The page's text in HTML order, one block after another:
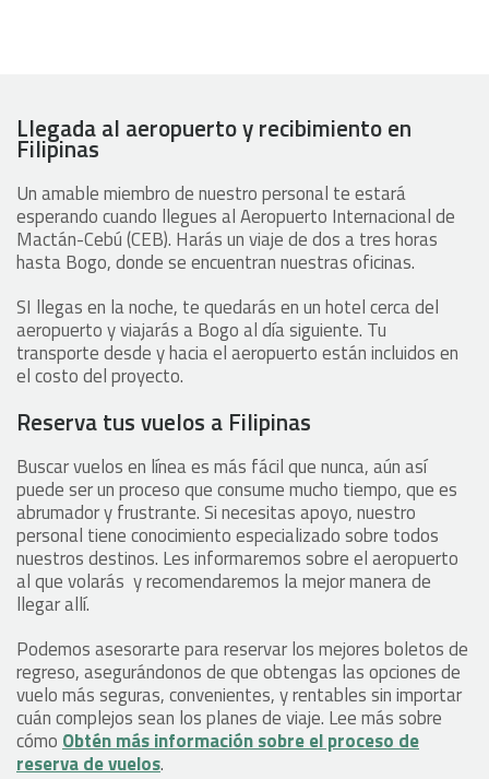
Llegada al aeropuerto y recibimiento en
Filipinas
Un amable miembro de nuestro personal te estará
esperando cuando llegues al Aeropuerto Internacional de
Mactán-Cebú (CEB). Harás un viaje de dos a tres horas
hasta Bogo, donde se encuentran nuestras oficinas.
SI llegas en la noche, te quedarás en un hotel cerca del
aeropuerto y viajarás a Bogo al día siguiente. Tu
transporte desde y hacia el aeropuerto están incluidos en
el costo del proyecto.
Reserva tus vuelos a Filipinas
Buscar vuelos en línea es más fácil que nunca, aún así
puede ser un proceso que consume mucho tiempo, que es
abrumador y frustrante. Si necesitas apoyo, nuestro
personal tiene conocimiento especializado sobre todos
nuestros destinos. Les informaremos sobre el aeropuerto
al que volarás y recomendaremos la mejor manera de
llegar allí.
Podemos asesorarte para reservar los mejores boletos de
regreso, asegurándonos de que obtengas las opciones de
vuelo más seguras, convenientes, y rentables sin importar
cuán complejos sean los planes de viaje. Lee más sobre
cómo Obtén más información sobre el proceso de
reserva de vuelos.